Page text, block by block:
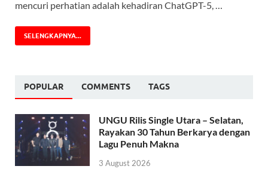
mencuri perhatian adalah kehadiran ChatGPT-5, …
SELENGKAPNYA...
POPULAR COMMENTS TAGS
UNGU Rilis Single Utara – Selatan,
Rayakan 30 Tahun Berkarya dengan
Lagu Penuh Makna
3 August 2026